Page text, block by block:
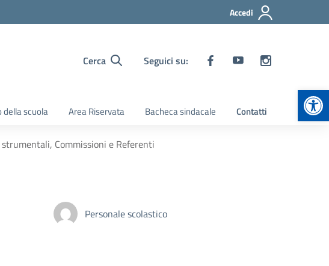
Accedi
Cerca Seguici su:
della scuola Area Riservata Bacheca sindacale Contatti
Commissioni e Referenti
Personale scolastico